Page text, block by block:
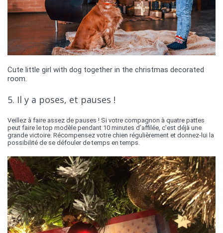
Cute little girl with dog together in the christmas decorated
room.
5. Il y a poses, et pauses !
Veillez à faire assez de pauses ! Si votre compagnon à quatre pattes
peut faire le top modèle pendant 10 minutes d’affilée, c’est déjà une
grande victoire. Récompensez votre chien régulièrement et donnez-lui la
possibilité de se défouler de temps en temps.